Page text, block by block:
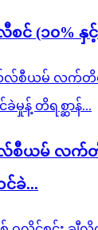
င် (၁၀% နှင့်
ယမ် လက်တိ
ခဲ...